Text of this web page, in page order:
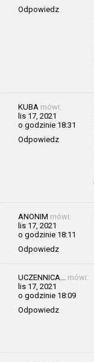
Odpowiedz
KUBA mówi:
lis 17, 2021
o godzinie 18:31
Odpowiedz
ANONIM mówi:
lis 17, 2021
o godzinie 18:11
Odpowiedz
UCZENNICA... mówi:
lis 17, 2021
o godzinie 18:09
Odpowiedz